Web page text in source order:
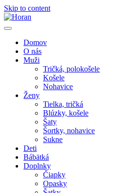
Skip to content
Domov
O nás
Muži
Tričká, polokošele
Košele
Nohavice
Ženy
Tielka, tričká
Blúzky, košele
Šaty
Šortky, nohavice
Sukne
Deti
Bábätká
Doplnky
Čiapky
Opasky